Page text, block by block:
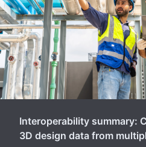
Interoperability summary:
3D design data from